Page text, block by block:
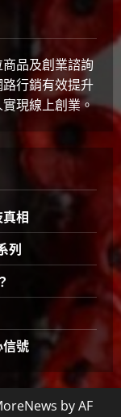
品及創業諮詢
行銷有效提升
現線上創業。
相
列
號
by AF